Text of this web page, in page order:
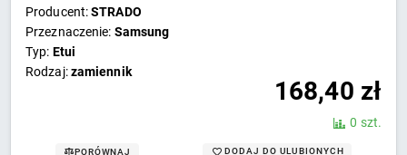
Producent:STRADO
Przeznaczenie: Samsung
Typ: Etui
Rodzaj:zamiennik
168,40 zł
0 szt.
PORÓWNAJ DODAJ DO ULUBIONYCH